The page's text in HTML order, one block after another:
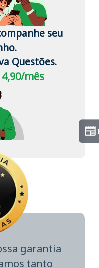
seu
Questões.
mês
garantia
tanto